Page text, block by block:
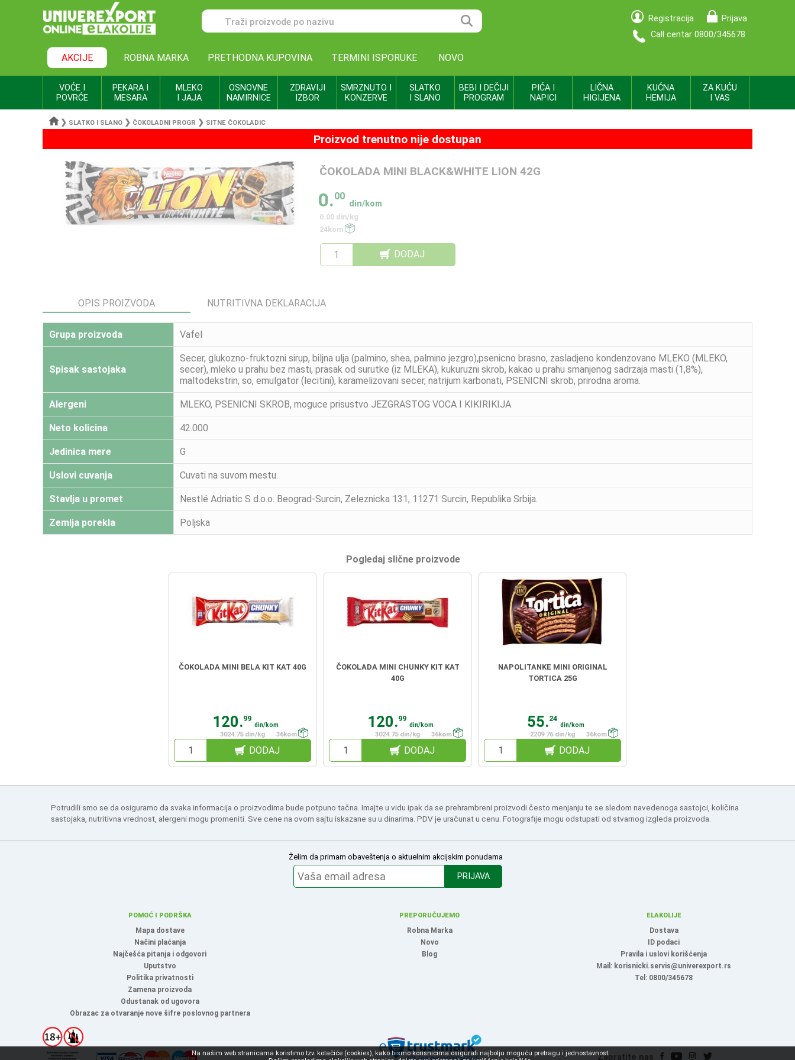
Registracija
Prijava
Call centar 0800/345678
AKCIJE ROBNA MARKA PRETHODNA KUPOVINA TERMINI ISPORUKE NOVO
VOĆE I
POVRĆE
PEKARA I
MESARA
MLEKO
I JAJA
OSNOVNE
NAMIRNICE
ZDRAVIJI
IZBOR
SMRZNUTO I
KONZERVE
SLATKO
I SLANO
BEBI I DEČIJI
PROGRAM
PIĆA I
NAPICI
LIČNA
HIGIJENA
KUĆNA
HEMIJA
ZA KUĆU
I VAS
❯ SLATKO I SLANO ❯ ČOKOLADNI PROGR ❯ SITNE ČOKOLADIC
Proizvod trenutno nije dostupan
ČOKOLADA MINI BLACK&WHITE LION 42G
0.00
din/kom
0.00 din/kg
24kom
DODAJ
OPIS PROIZVODA NUTRITIVNA DEKLARACIJA
Grupa proizvoda Vafel
Spisak sastojaka
Secer, glukozno-fruktozni sirup, biljna ulja (palmino, shea, palmino jezgro),psenicno brasno, zasladjeno kondenzovano MLEKO (MLEKO,
secer), mleko u prahu bez masti, prasak od surutke (iz MLEKA), kukuruzni skrob, kakao u prahu smanjenog sadrzaja masti (1,8%),
maltodekstrin, so, emulgator (lecitini), karamelizovani secer, natrijum karbonati, PSENICNI skrob, prirodna aroma.
Alergeni MLEKO, PSENICNI SKROB, moguce prisustvo JEZGRASTOG VOCA I KIKIRIKIJA
Neto kolicina 42.000
Jedinica mere G
Uslovi cuvanja Cuvati na suvom mestu.
Stavlja u promet Nestlé Adriatic S d.o.o. Beograd-Surcin, Zeleznicka 131, 11271 Surcin, Republika Srbija.
Zemlja porekla Poljska
Pogledaj slične proizvode
ČOKOLADA MINI BELA KIT KAT 40G
120.99
din/kom
3024.75 din/kg
36kom
DODAJ
ČOKOLADA MINI CHUNKY KIT KAT
40G
120.99
din/kom
3024.75 din/kg
36kom
DODAJ
NAPOLITANKE MINI ORIGINAL
TORTICA 25G
55.24
din/kom
2209.76 din/kg
36kom
DODAJ
Potrudili smo se da osiguramo da svaka informacija o proizvodima bude potpuno tačna. Imajte u vidu ipak da se prehrambreni proizvodi često menjanju te se sledom navedenoga sastojci, količina
sastojaka, nutritivna vrednost, alergeni mogu promeniti. Sve cene na ovom sajtu iskazane su u dinarima. PDV je uračunat u cenu. Fotografije mogu odstupati od stvarnog izgleda proizvoda.
Želim da primam obaveštenja o aktuelnim akcijskim ponudama
PRIJAVA
POMOĆ I PODRŠKA
Mapa dostave
Načini plaćanja
Najčešća pitanja i odgovori
Uputstvo
Politika privatnosti
Zamena proizvoda
Odustanak od ugovora
Obrazac za otvaranje nove šifre poslovnog partnera
PREPORUČUJEMO
Robna Marka
Novo
Blog
ELAKOLIJE
Dostava
ID podaci
Pravila i uslovi korišćenja
Mail: korisnicki.servis@univerexport.rs
Tel: 0800/345678
Zapratite nas
Na našim web stranicama koristimo tzv. kolačiće (cookies), kako bismo korisnicima osigurali najbolju moguću pretragu i jednostavnost.